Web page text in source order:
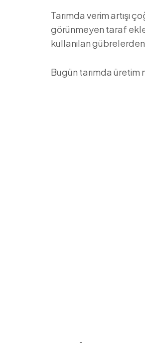
Tarımda verim artışı
görünmeyen taraf
kullanılan
Bugün tarımda üretim